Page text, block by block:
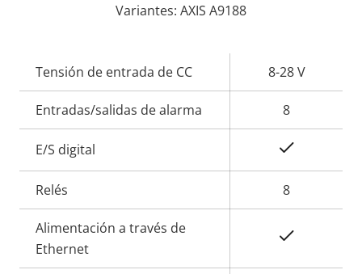
Variantes: AXIS A9188
Descripción
de
propiedad
Valor de
la
propiedad
Tensión de entrada de CC 8-28 V
Entradas/salidas de alarma 8
E/S digital
Relés 8
Alimentación a través de
Ethernet